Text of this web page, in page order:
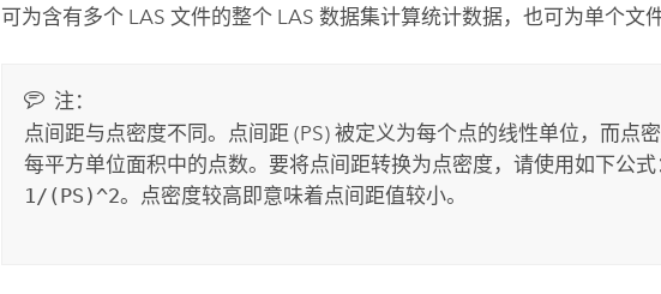
可为含有多个 LAS 文件的整个 LAS 数据集计算统计数据，也可为单个文
注：
点间距与点密度不同。点间距 (PS) 被定义为每个点的线性单位，而点
每平方单位面积中的点数。要将点间距转换为点密度，请使用如下公式
1/(PS)^2。点密度较高即意味着点间距值较小。